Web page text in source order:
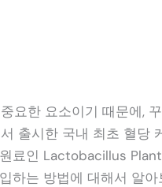
요한 요소이기 때문에,
출시한 국내 최초 혈당
료인 Lactobacillus
하는 방법에 대해서 알